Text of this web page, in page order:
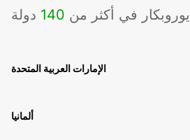
في أكثر من 140 دولة
الإمارات العربية المتحدة
ألمانيا